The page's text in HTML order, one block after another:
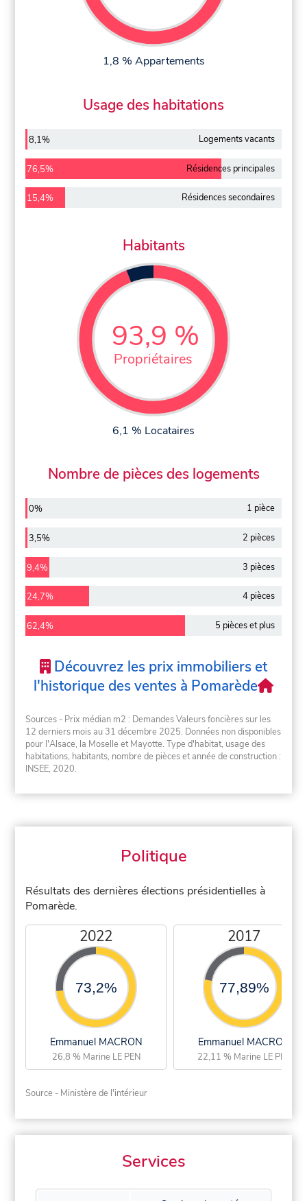
1,8 % Appartements
Usage des habitations
8,1% Logements vacants
76,5% Résidences principales
15,4% Résidences secondaires
Habitants
93,9 %
Propriétaires
6,1 % Locataires
Nombre de pièces des logements
0% 1 pièce
3,5% 2 pièces
9,4% 3 pièces
24,7% 4 pièces
62,4% 5 pièces et plus
Découvrez les prix immobiliers et
l'historique des ventes à Pomarède
Sources - Prix médian m2 : Demandes Valeurs foncières sur les
12 derniers mois au 31 décembre 2025. Données non disponibles
pour l'Alsace, la Moselle et Mayotte. Type d'habitat, usage des
habitations, habitants, nombre de pièces et année de construction :
INSEE, 2020.
Politique
Résultats des dernières élections présidentielles à
Pomarède.
2022
73,2%
Emmanuel MACRON
26,8 % Marine LE PEN
2017
77,89%
Emmanuel MACRON
22,11 % Marine LE PEN
Source - Ministère de l'intérieur
Services